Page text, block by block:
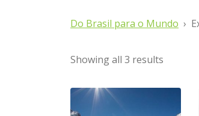
Do Brasil para o Mundo
Showing all 3 results